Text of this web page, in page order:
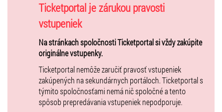
no na druhej aj oslavou pevného priateľstva, ktoré vydrží i tie
najťažšie skúšky.
Peter Serge Butko
Maroš Kramár, Jozef Vajda, Peter Šimun
Predstavenie nie je vhodné pre mládež do 15 rokov.
Ticketportal je zárukou pravosti
vstupeniek
Na stránkach spoločnosti Ticketportal si vždy zakúpite
originálne vstupenky.
Ticketportal nemôže zaručiť pravosť vstupeniek
zakúpených na sekundárnych portáloch. Ticketportal s
týmito spoločnosťami nemá nič spoločné a tento
spôsob prepredávania vstupeniek nepodporuje.